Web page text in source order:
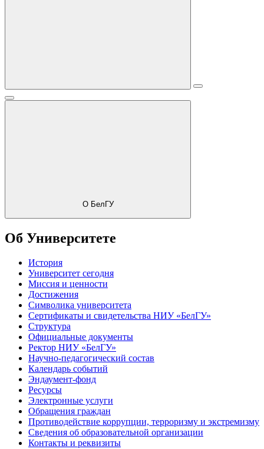
О БелГУ
Об Университете
История
Университет сегодня
Миссия и ценности
Достижения
Символика университета
Сертификаты и свидетельства НИУ «БелГУ»
Структура
Официальные документы
Ректор НИУ «БелГУ»
Научно-педагогический состав
Календарь событий
Эндаумент-фонд
Ресурсы
Электронные услуги
Обращения граждан
Противодействие коррупции, терроризму и экстремизму
Сведения об образовательной организации
Контакты и реквизиты